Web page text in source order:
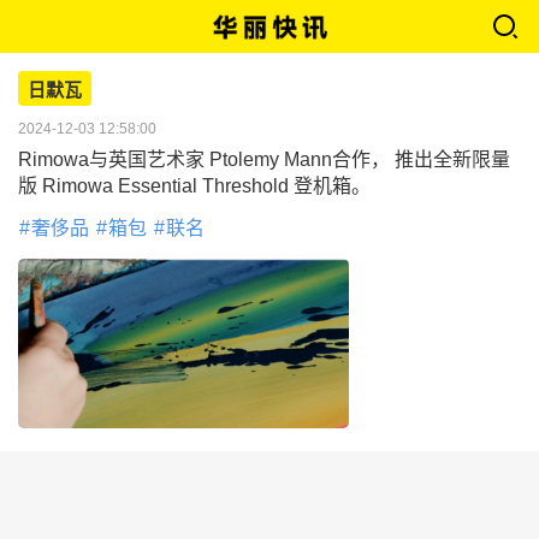
日默瓦
2024-12-03 12:58:00
Rimowa与英国艺术家 Ptolemy Mann合作， 推出全新限量
版 Rimowa Essential Threshold 登机箱。
奢侈品 箱包 联名